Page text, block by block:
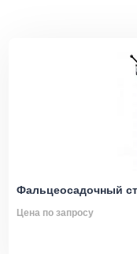
Фальцеосадочный
Цена по запросу